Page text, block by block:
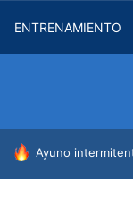
ENTRENAMIENTO
HOY SE HABLA
Ayuno